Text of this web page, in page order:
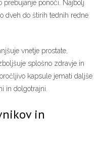
prebujanje ponoči. Najbolj
dveh do štirih tednih redne
vnetje prostate,
splošno zdravje in
kapsule jemati daljše
in dolgotrajni.
in